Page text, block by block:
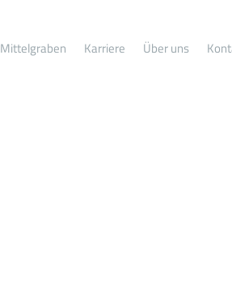
Mittelgraben Karriere Über uns